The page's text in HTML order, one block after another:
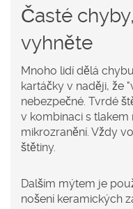
Časté
vyhněte
Mnoho lidí dělá
kartáčky v naději, že
nebezpečné. Tvrdé
v kombinaci s
mikrozranění. Vždy
štětiny.
Dalším mýtem je
nošení keramických